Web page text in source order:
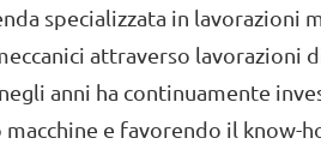
specializzata in lavorazioni
attraverso lavorazioni
anni ha continuamente
e favorendo il know-